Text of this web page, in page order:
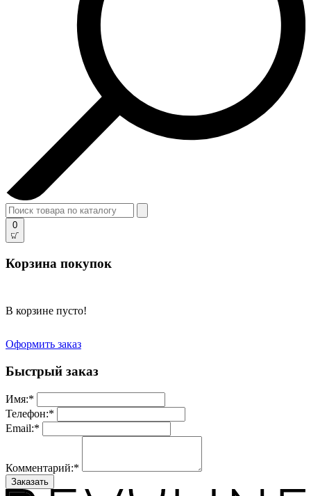
0
Корзина покупок
В корзине пусто!
Оформить заказ
Быстрый заказ
Имя:*
Телефон:*
Email:*
Комментарий:*
Заказать